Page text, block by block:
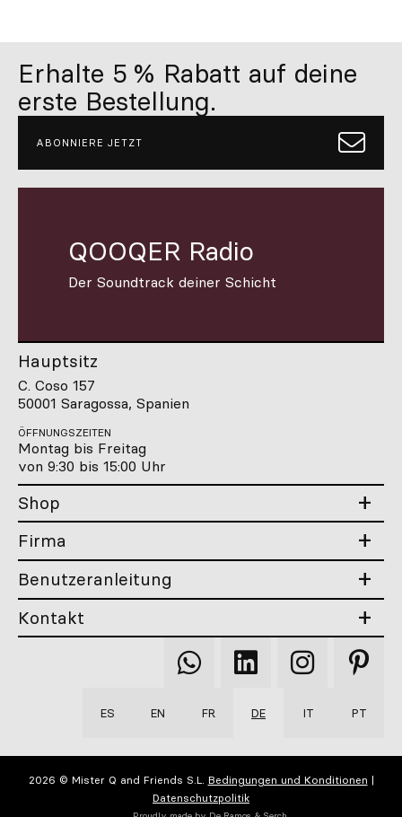
Erhalte 5 % Rabatt auf deine
erste Bestellung.
ABONNIERE JETZT
QOOQER Radio
Der Soundtrack deiner Schicht
Hauptsitz
C. Coso 157
50001 Saragossa, Spanien
ÖFFNUNGSZEITEN
Montag bis Freitag
von 9:30 bis 15:00 Uhr
Shop
Firma
Benutzeranleitung
Kontakt
Qooqer
WhatsApp
Qooqer
Linkedin
Qooqer
Instagram
Qooqer
ES EN FR DE IT PT
2026 © Mister Q and Friends S.L. Bedingungen und Konditionen |
Datenschutzpolitik